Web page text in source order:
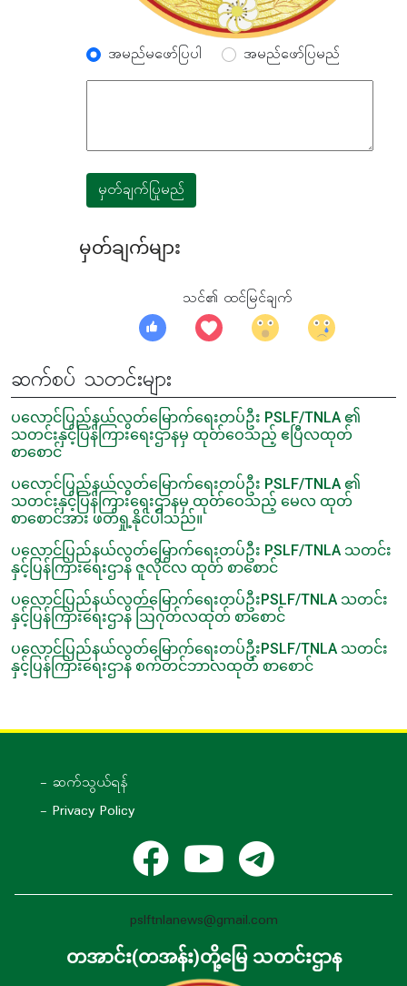
အမည်မဖော်ပြပါ အမည်ဖော်ပြမည်
မှတ်ချက်ပြုမည်
မှတ်ချက်များ
သင်၏ ထင်မြင်ချက်
ဆက်စပ် သတင်းများ
ပလောင်ပြည်နယ်လွတ်‌‌မြောက်ရေးတပ်ဦး PSLF/TNLA ၏
သတင်းနှင့်ပြန်ကြားရေးဌာနမှ ထုတ်ဝေသည့် ဧပြီလထုတ်
စာစောင်
ပလောင်ပြည်နယ်လွတ်‌‌မြောက်ရေးတပ်ဦး PSLF/TNLA ၏
သတင်းနှင့်ပြန်ကြားရေးဌာနမှ ထုတ်ဝေသည့် မေလ ထုတ်
စာစောင်အား ဖတ်ရှု့နိုင်ပါသည်။
ပလောင်ပြည်နယ်လွတ်မြောက်ရေးတပ်ဦး PSLF/TNLA သတင်း
နှင့်ပြန်ကြားရေးဌာန ဇူလိုင်လ ထုတ် စာစောင်
ပလောင်ပြည်နယ်လွတ်မြောက်ရေးတပ်ဦးPSLF/TNLA သတင်း
နှင့်ပြန်ကြားရေးဌာန ဩဂုတ်လထုတ် စာစောင်
ပလောင်ပြည်နယ်လွတ်မြောက်ရေးတပ်ဦးPSLF/TNLA သတင်း
နှင့်ပြန်ကြားရေးဌာန စက်တင်ဘာလထုတ် စာစောင်
- ဆက်သွယ်ရန်
- Privacy Policy
pslftnlanews@gmail.com
တအာင်း(တအန်း)တို့မြေ သတင်းဌာန